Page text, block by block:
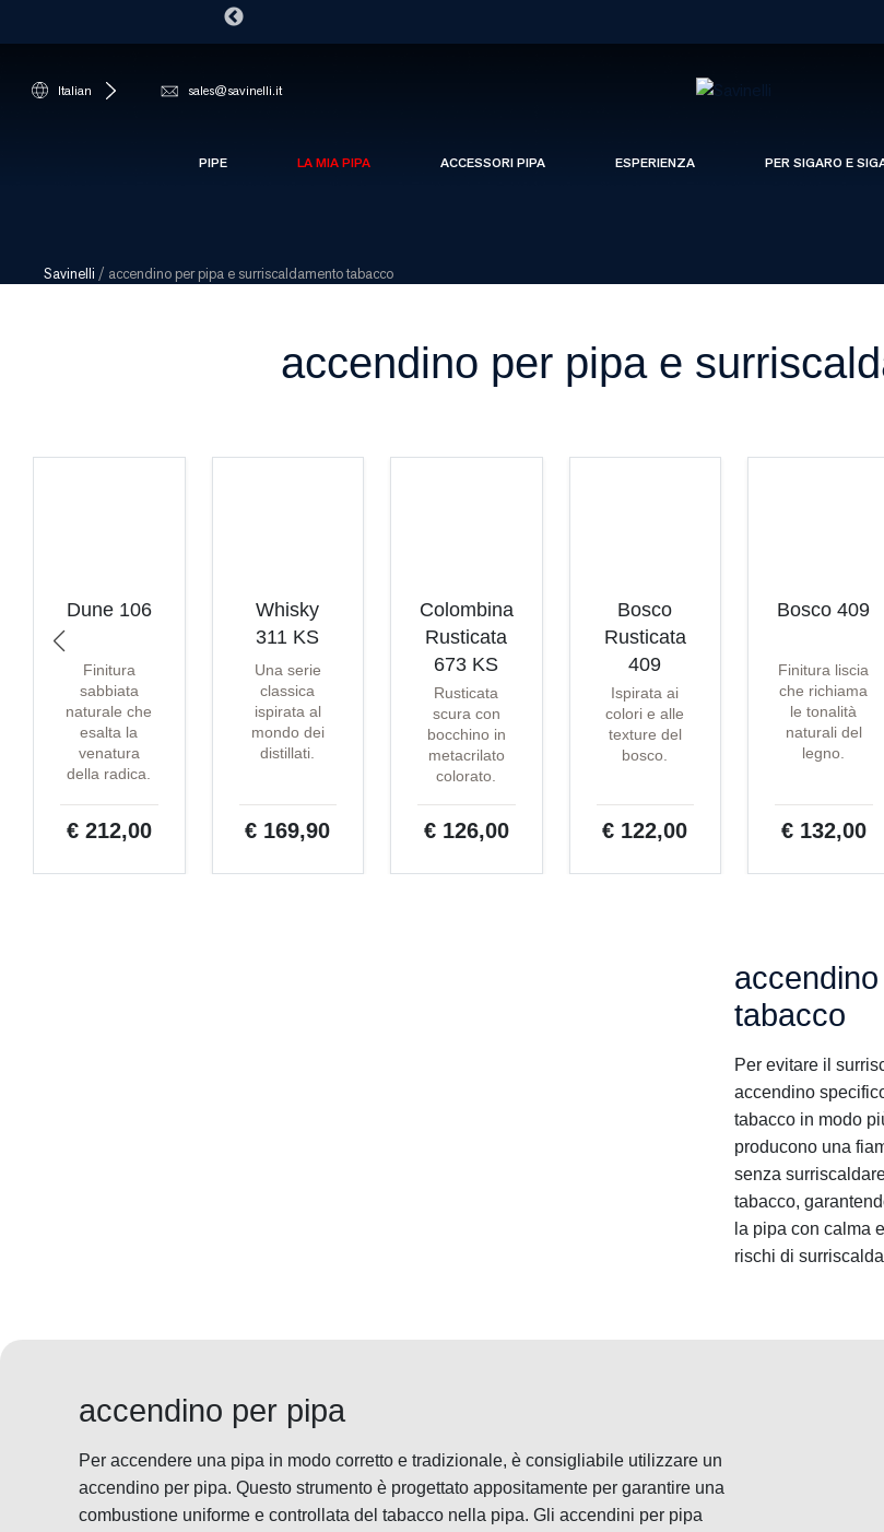
Italian sales@savinelli.it
PIPE LA MIA PIPA ACCESSORI PIPA ESPERIENZA PER SIGARO E
Savinelli / accendino per pipa e surriscaldamento tabacco
accendino per pipa e
Dune 106
Finitura
sabbiata
naturale che
esalta la
venatura
della radica.
€ 212,00
Whisky
311 KS
Una serie
classica
ispirata al
mondo dei
distillati.
€ 169,90
Colombina
Rusticata
673 KS
Rusticata
scura con
bocchino in
metacrilato
colorato.
€ 126,00
Bosco
Rusticata
409
Ispirata ai
colori e alle
texture del
bosco.
€ 122,00
Bosco 409
Finitura liscia
che richiama
le tonalità
naturali del
legno.
€ 132,00
tabacco
Per evitare il
accendino
tabacco in modo
producono una
senza
tabacco,
la pipa con calma
rischi di
accendino per pipa
Per accendere una pipa in modo corretto e tradizionale, è consigliabile utilizzare un
accendino per pipa. Questo strumento è progettato appositamente per garantire una
combustione uniforme e controllata del tabacco nella pipa. Gli accendini per pipa